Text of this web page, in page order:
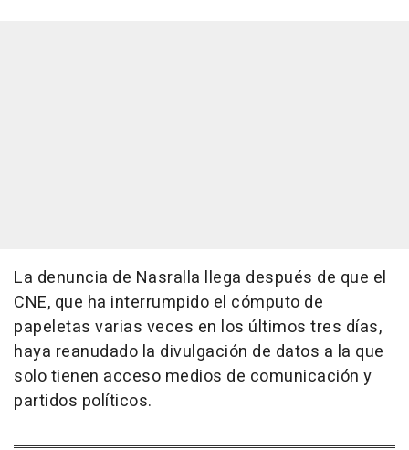
La denuncia de Nasralla llega después de que el
CNE, que ha interrumpido el cómputo de
papeletas varias veces en los últimos tres días,
haya reanudado la divulgación de datos a la que
solo tienen acceso medios de comunicación y
partidos políticos.